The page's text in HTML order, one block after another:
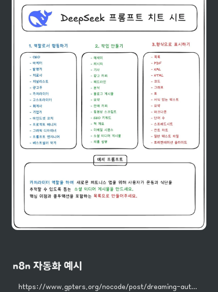
n8n 자동화 예시
https://www.gpters.org/nocode/post/dreaming-automation-naver-blog-qlWCRuZIAo37rX6